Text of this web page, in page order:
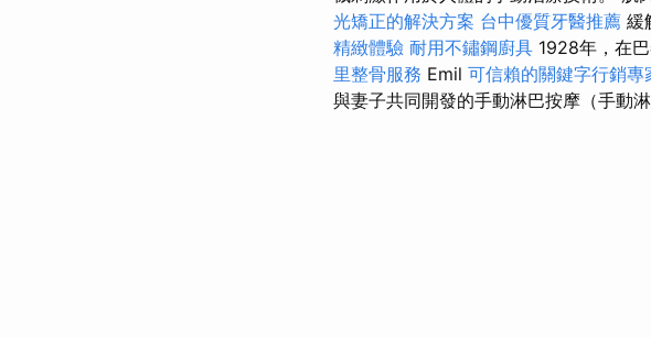
光矯正的解決方案 台中優質牙醫推薦 緩
精緻體驗 耐用不鏽鋼廚具 1928年，在
里整骨服務 Emil 可信賴的關鍵字行銷專
與妻子共同開發的手動淋巴按摩（手動